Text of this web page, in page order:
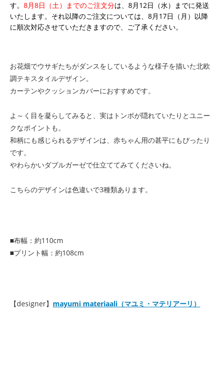
す。 8月8日（土）までのご注文分は、8月12日（水）までに発送
いたします。それ以降のご注文については、8月17日（月）以降
に順次対応させていただきますので、ご了承ください。
お花畑でウサギたちがダンスをしているような様子を描いた北欧
調テキスタイルデザイン。
カーテンやクッションカバーにおすすめです。
よ～く目を凝らしてみると、実はトンボが隠れていたりとユニー
クなポイントも。
和柄にも感じられるデザインは、赤ちゃん用の甚平にもぴったり
です。
やわらかいダブルガーゼで仕立ててみてくださいね。
こちらのデザインは色違いで3種類あります。
■布幅：約110cm
■プリント幅：約108cm
【designer】 mayumi materiaali（マユミ・マテリアーリ）